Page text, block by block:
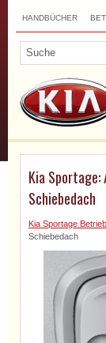
HANDBÜCHER
Kia
Schiebedach
Kia Sportage
Schiebedach